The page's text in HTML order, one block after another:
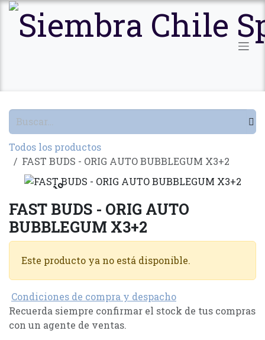
Ir al contenido
Todos los productos
FAST BUDS - ORIG AUTO BUBBLEGUM X3+2
Agotado
FAST BUDS - ORIG AUTO
BUBBLEGUM X3+2
Este producto ya no está disponible.
Condiciones de compra y despacho
Recuerda siempre confirmar el stock de tus compras
con un agente de ventas.